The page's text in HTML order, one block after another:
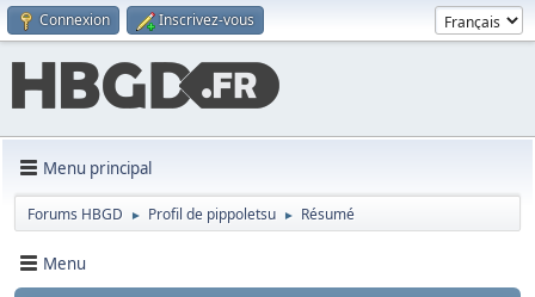
Connexion Inscrivez-vous
Menu principal
Forums HBGD ► Profil de pippoletsu ► Résumé
Menu